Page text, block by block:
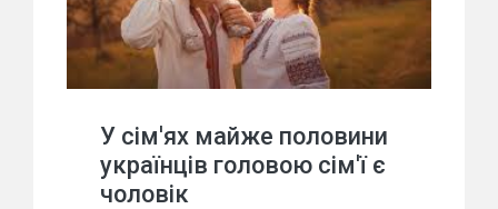
У сім'ях майже половини
українців головою сім'ї є
чоловік